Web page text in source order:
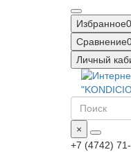
Избранное0
Сравнение
Личный
×
+7 (4742)